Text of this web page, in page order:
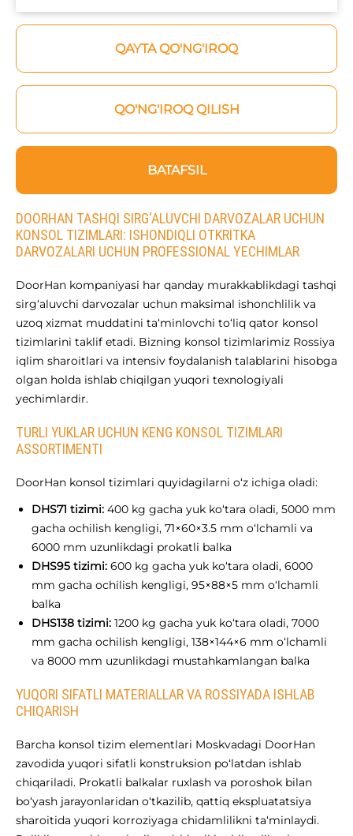
QAYTA QO'NG'IROQ
QO'NG'IROQ QILISH
BATAFSIL
DOORHAN TASHQI SIRG‘ALUVCHI DARVOZALAR UCHUN
KONSOL TIZIMLARI: ISHONDIQLI OTKRITKA
DARVOZALARI UCHUN PROFESSIONAL YECHIMLAR
DoorHan kompaniyasi har qanday murakkablikdagi tashqi
sirg‘aluvchi darvozalar uchun maksimal ishonchlilik va
uzoq xizmat muddatini ta‘minlovchi to‘liq qator konsol
tizimlarini taklif etadi. Bizning konsol tizimlarimiz Rossiya
iqlim sharoitlari va intensiv foydalanish talablarini hisobga
olgan holda ishlab chiqilgan yuqori texnologiyali
yechimlardir.
TURLI YUKLAR UCHUN KENG KONSOL TIZIMLARI
ASSORTIMENTI
DoorHan konsol tizimlari quyidagilarni o‘z ichiga oladi:
DHS71 tizimi: 400 kg gacha yuk ko‘tara oladi, 5000 mm
gacha ochilish kengligi, 71×60×3.5 mm o‘lchamli va
6000 mm uzunlikdagi prokatli balka
DHS95 tizimi: 600 kg gacha yuk ko‘tara oladi, 6000
mm gacha ochilish kengligi, 95×88×5 mm o‘lchamli
balka
DHS138 tizimi: 1200 kg gacha yuk ko‘tara oladi, 7000
mm gacha ochilish kengligi, 138×144×6 mm o‘lchamli
va 8000 mm uzunlikdagi mustahkamlangan balka
YUQORI SIFATLI MATERIALLAR VA ROSSIYADA ISHLAB
CHIQARISH
Barcha konsol tizim elementlari Moskvadagi DoorHan
zavodida yuqori sifatli konstruksion po‘latdan ishlab
chiqariladi. Prokatli balkalar ruxlash va poroshok bilan
bo‘yash jarayonlaridan o‘tkazilib, qattiq ekspluatatsiya
sharoitida yuqori korroziyaga chidamlilikni ta‘minlaydi.